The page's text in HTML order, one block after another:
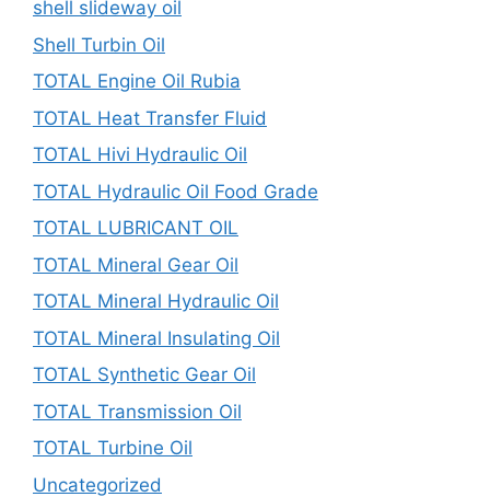
shell slideway oil
Shell Turbin Oil
TOTAL Engine Oil Rubia
TOTAL Heat Transfer Fluid
TOTAL Hivi Hydraulic Oil
TOTAL Hydraulic Oil Food Grade
TOTAL LUBRICANT OIL
TOTAL Mineral Gear Oil
TOTAL Mineral Hydraulic Oil
TOTAL Mineral Insulating Oil
TOTAL Synthetic Gear Oil
TOTAL Transmission Oil
TOTAL Turbine Oil
Uncategorized